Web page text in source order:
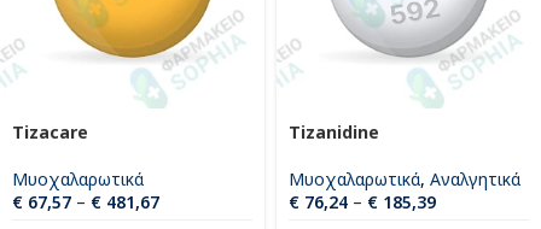
Tizacare
Μυοχαλαρωτικά
€ 67,57 – € 481,67
Tizanidine
Μυοχαλαρωτικά, Αναλγητικά
€ 76,24 – € 185,39